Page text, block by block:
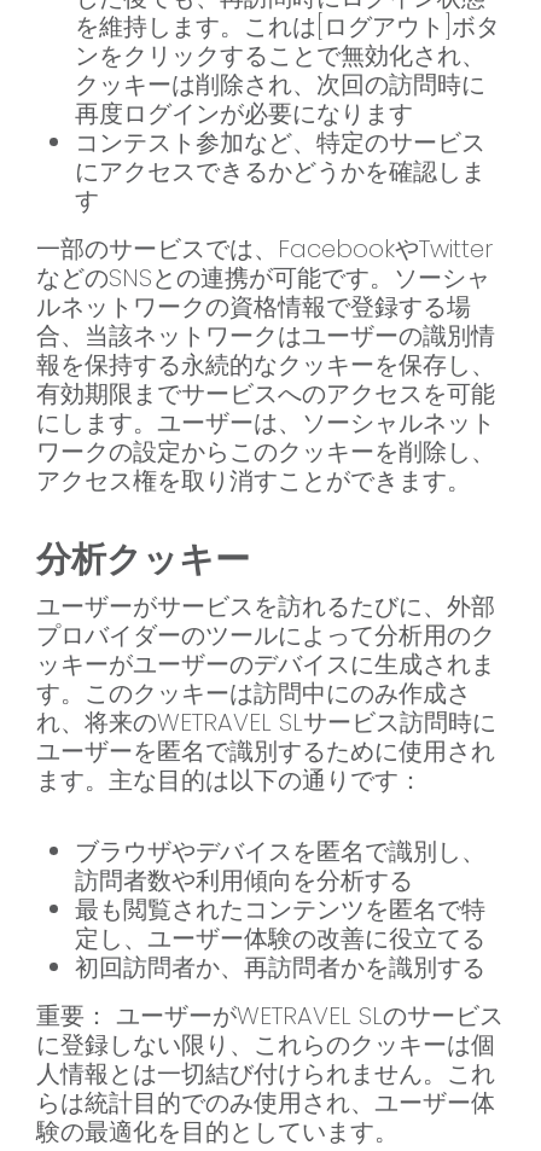
を維持します。これは[ログアウト]ボタ
ンをクリックすることで無効化され、
クッキーは削除され、次回の訪問時に
再度ログインが必要になります
コンテスト参加など、特定のサービス
にアクセスできるかどうかを確認しま
す
一部のサービスでは、FacebookやTwitter
などのSNSとの連携が可能です。ソーシャ
ルネットワークの資格情報で登録する場
合、当該ネットワークはユーザーの識別情
報を保持する永続的なクッキーを保存し、
有効期限までサービスへのアクセスを可能
にします。ユーザーは、ソーシャルネット
ワークの設定からこのクッキーを削除し、
アクセス権を取り消すことができます。
分析クッキー
ユーザーがサービスを訪れるたびに、外部
プロバイダーのツールによって分析用のク
ッキーがユーザーのデバイスに生成されま
す。このクッキーは訪問中にのみ作成さ
れ、将来のWETRAVEL SLサービス訪問時に
ユーザーを匿名で識別するために使用され
ます。主な目的は以下の通りです：
ブラウザやデバイスを匿名で識別し、
訪問者数や利用傾向を分析する
最も閲覧されたコンテンツを匿名で特
定し、ユーザー体験の改善に役立てる
初回訪問者か、再訪問者かを識別する
重要： ユーザーがWETRAVEL SLのサービス
に登録しない限り、これらのクッキーは個
人情報とは一切結び付けられません。これ
らは統計目的でのみ使用され、ユーザー体
験の最適化を目的としています。